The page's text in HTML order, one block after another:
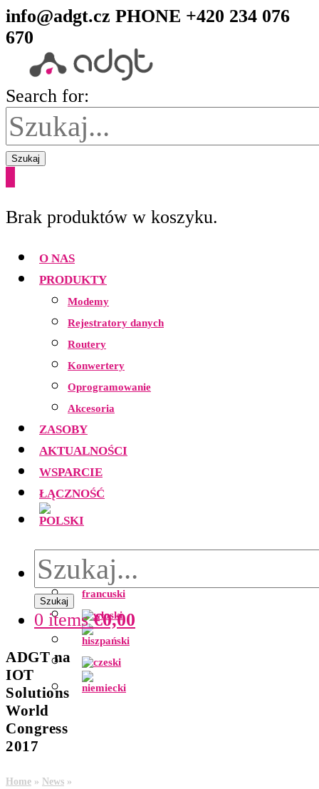
info@adgt.cz PHONE +420 234 076
670
Search for:
Szukaj
Brak produktów w koszyku.
O NAS
PRODUKTY
Modemy
Rejestratory danych
Routery
Konwertery
Oprogramowanie
Akcesoria
ZASOBY
AKTUALNOŚCI
WSPARCIE
ŁĄCZNOŚĆ
Szukaj
0 items€0,00
ADGT na
IOT
Solutions
World
Congress
2017
Home » News »